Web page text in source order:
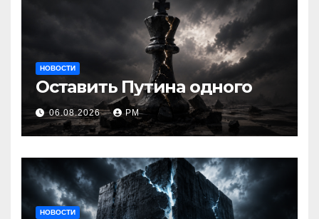
НОВОСТИ
Оставить Путина одного
06.08.2026 РМ
НОВОСТИ